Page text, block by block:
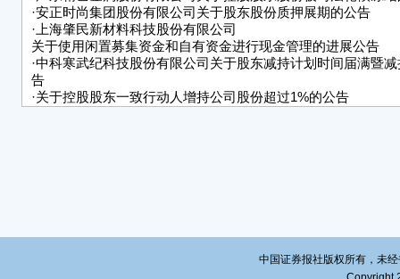
·安正时尚集团股份有限公司关于股东股份质押展期的公告
· 上海肇民新材料科技股份有限公司
关于使用闲置募集资金和自有资金进行现金管理的进展公告
·中科寒武纪科技股份有限公司关于股东减持计划时间届满暨
告
·关于控股股东一致行动人增持公司股份超过1%的公告
持公
公司
二、
（一
中国证券报社版权所有，未